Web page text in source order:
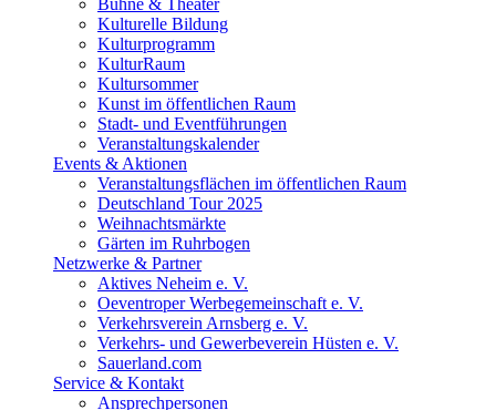
Bühne & Theater
Kulturelle Bildung
Kulturprogramm
KulturRaum
Kultursommer
Kunst im öffentlichen Raum
Stadt- und Eventführungen
Veranstaltungskalender
Events & Aktionen
Veranstaltungsflächen im öffentlichen Raum
Deutschland Tour 2025
Weihnachtsmärkte
Gärten im Ruhrbogen
Netzwerke & Partner
Aktives Neheim e. V.
Oeventroper Werbegemeinschaft e. V.
Verkehrsverein Arnsberg e. V.
Verkehrs- und Gewerbeverein Hüsten e. V.
Sauerland.com
Service & Kontakt
Ansprechpersonen